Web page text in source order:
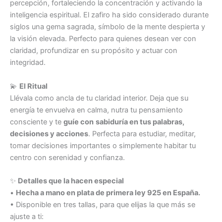
percepción, fortaleciendo la concentración y activando la
inteligencia espiritual. El zafiro ha sido considerado durante
siglos una gema sagrada, símbolo de la mente despierta y
la visión elevada. Perfecto para quienes desean ver con
claridad, profundizar en su propósito y actuar con
integridad.
💫 El Ritual
Llévala como ancla de tu claridad interior. Deja que su
energía te envuelva en calma, nutra tu pensamiento
consciente y te guíe con sabiduría en tus palabras,
decisiones y acciones. Perfecta para estudiar, meditar,
tomar decisiones importantes o simplemente habitar tu
centro con serenidad y confianza.
✨ Detalles que la hacen especial
• Hecha a mano en plata de primera ley 925 en España.
• Disponible en tres tallas, para que elijas la que más se
ajuste a ti: